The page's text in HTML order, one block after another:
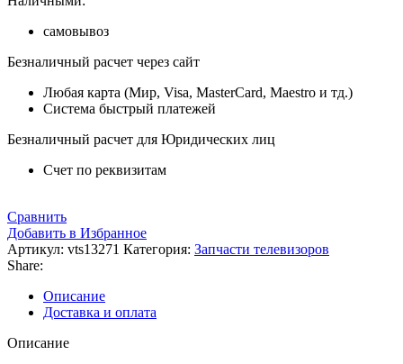
самовывоз
Безналичный расчет через сайт
Любая карта (Мир, Visa, MasterCard, Maestro и тд.)
Система быстрый платежей
Безналичный расчет для Юридических лиц
Счет по реквизитам
Сравнить
Добавить в Избранное
Артикул: vts13271 Категория: Запчасти телевизоров
Share:
Описание
Доставка и оплата
Описание